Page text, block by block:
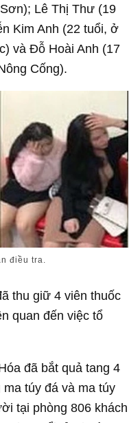
Lê Thị Thư (19
Kim Anh (22 tuổi, ở
và Đỗ Hoài Anh (17
Cống).
điều tra.
thu giữ 4 viên thuốc
quan đến việc tổ
đã bắt quả tang 4
túy đá và ma túy
tại phòng 806 khách